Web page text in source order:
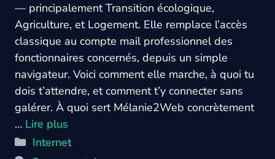
— principalement Transition écologique,
Agriculture, et Logement. Elle remplace l’accès
classique au compte mail professionnel des
fonctionnaires concernés, depuis un simple
navigateur. Voici comment elle marche, à quoi tu
dois t’attendre, et comment t’y connecter sans
galérer. À quoi sert Mélanie2Web concrètement
… Lire plus
Catégories
Internet